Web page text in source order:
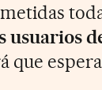
usuarios
que